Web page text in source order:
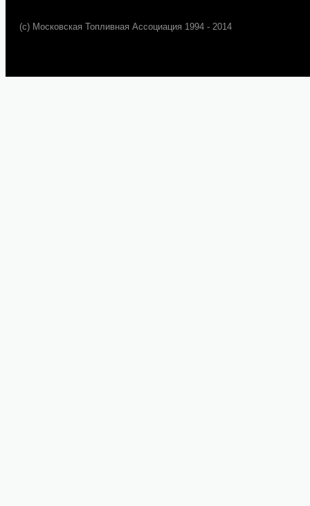
(c) Московская Топливная Ассоциация 1994 - 2014